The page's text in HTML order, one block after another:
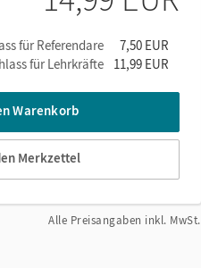
für Referendare
7,50 EUR
für Lehrkräfte
11,99 EUR
Warenkorb
Merkzettel
Alle Preisangaben inkl. MwSt.